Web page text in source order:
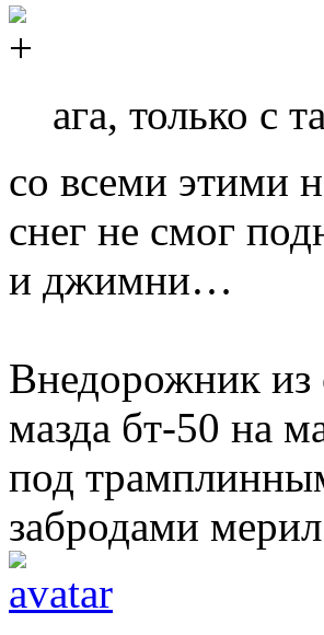
ага, только с
со всеми этими
снег не смог
и джимни…
Внедорожник из
мазда бт-50 на
под
забродами